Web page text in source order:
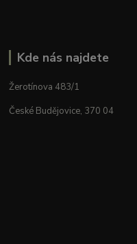
Kde nás najdete
Žerotínova 483/1
České Budějovice, 370 04